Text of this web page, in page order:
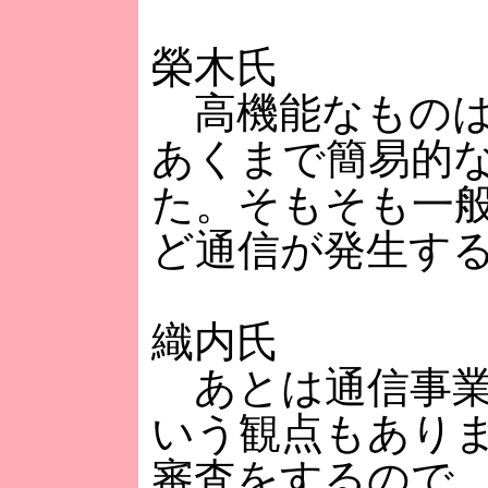
榮木氏
高機能なもの
あくまで簡易的
た。そもそも一
ど通信が発生す
織内氏
あとは通信事
いう観点もあり